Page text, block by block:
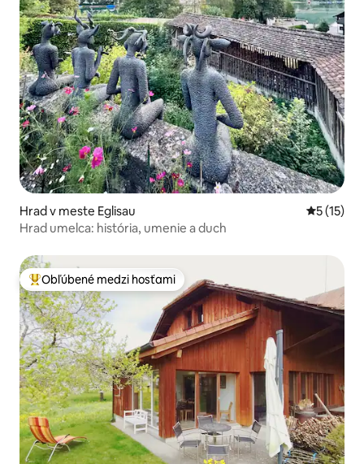
Hrad v meste Eglisau
5 (15)
Hrad umelca: história, umenie a duch
Najobľúbenejšie medzi hosťami
Obľúbené medzi hosťami